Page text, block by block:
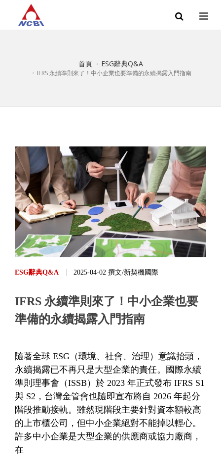
首頁 ESG辭典Q&A
IFRS 永續準則來了！中小企業也要準備的永續揭露入門指南
ESG辭典Q&A 2025-04-02 撰文/新契機國際
IFRS 永續準則來了！中小企業也要
準備的永續揭露入門指南
隨著全球 ESG（環境、社會、治理）意識抬頭，
永續揭露已不再只是大型企業的責任。國際永續
準則理事會（ISSB）於 2023 年正式發布 IFRS S1
與 S2，台灣金管會也隨即宣布將自 2026 年起分
階段推動接軌。雖然現階段主要針對資本額較高
的上市櫃公司，但中小企業絕對不能掉以輕心。
許多中小企業是大型企業的供應商或協力廠商，
在